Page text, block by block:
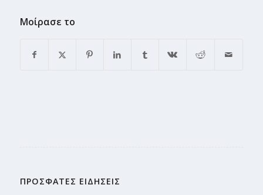
Μοίρασε το
ΠΡΟΣΦΑΤΕΣ ΕΙΔΗΣΕΙΣ